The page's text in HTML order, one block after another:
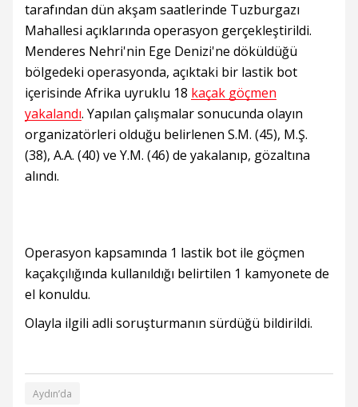
tarafından dün akşam saatlerinde Tuzburgazı
Mahallesi açıklarında operasyon gerçekleştirildi.
Menderes Nehri'nin Ege Denizi'ne döküldüğü
bölgedeki operasyonda, açıktaki bir lastik bot
içerisinde Afrika uyruklu 18 kaçak göçmen
yakalandı. Yapılan çalışmalar sonucunda olayın
organizatörleri olduğu belirlenen S.M. (45), M.Ş.
(38), A.A. (40) ve Y.M. (46) de yakalanıp, gözaltına
alındı.
Operasyon kapsamında 1 lastik bot ile göçmen
kaçakçılığında kullanıldığı belirtilen 1 kamyonete de
el konuldu.
Olayla ilgili adli soruşturmanın sürdüğü bildirildi.
Aydın’da